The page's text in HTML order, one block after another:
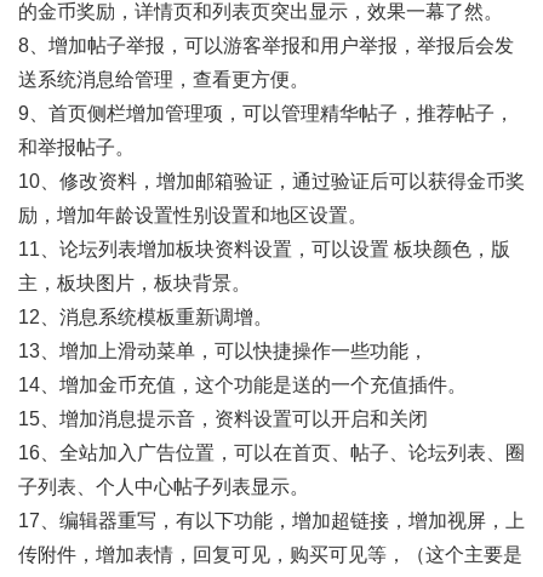
的金币奖励，详情页和列表页突出显示，效果一幕了然。
8、增加帖子举报，可以游客举报和用户举报，举报后会发
送系统消息给管理，查看更方便。
9、首页侧栏增加管理项，可以管理精华帖子，推荐帖子，
和举报帖子。
10、修改资料，增加邮箱验证，通过验证后可以获得金币奖
励，增加年龄设置性别设置和地区设置。
11、论坛列表增加板块资料设置，可以设置 板块颜色，版
主，板块图片，板块背景。
12、消息系统模板重新调增。
13、增加上滑动菜单，可以快捷操作一些功能，
14、增加金币充值，这个功能是送的一个充值插件。
15、增加消息提示音，资料设置可以开启和关闭
16、全站加入广告位置，可以在首页、帖子、论坛列表、圈
子列表、个人中心帖子列表显示。
17、编辑器重写，有以下功能，增加超链接，增加视屏，上
传附件，增加表情，回复可见，购买可见等，（这个主要是